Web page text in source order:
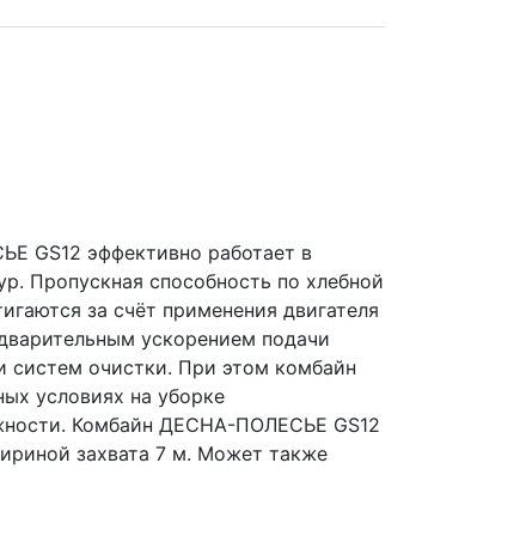
GS12 эффективно работает в
Пропускная способность по хлебной
за счёт применения двигателя
ускорением подачи
систем очистки. При этом комбайн
условиях на уборке
Комбайн ДЕСНА-ПОЛЕСЬЕ GS12
захвата 7 м. Может также